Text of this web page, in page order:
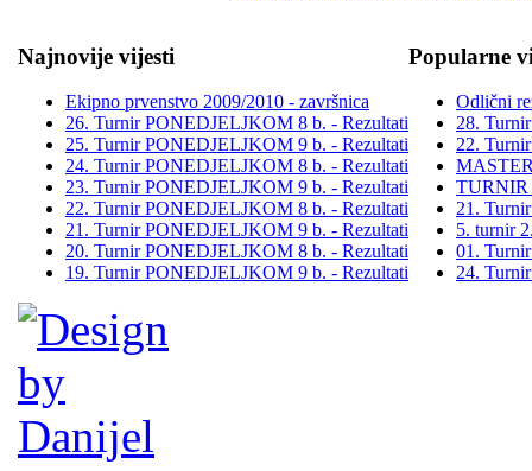
Najnovije vijesti
Ekipno prvenstvo 2009/2010 - završnica
26. Turnir PONEDJELJKOM 8 b. - Rezultati
25. Turnir PONEDJELJKOM 9 b. - Rezultati
24. Turnir PONEDJELJKOM 8 b. - Rezultati
23. Turnir PONEDJELJKOM 9 b. - Rezultati
22. Turnir PONEDJELJKOM 8 b. - Rezultati
21. Turnir PONEDJELJKOM 9 b. - Rezultati
20. Turnir PONEDJELJKOM 8 b. - Rezultati
19. Turnir PONEDJELJKOM 9 b. - Rezultati
Popularne
Odlični
28.
22.
TURNIR
21.
5. turnir
01.
24.